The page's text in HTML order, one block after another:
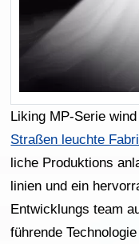
Liking MP-Serie
Straßen leuchte
liche Produktions
linien und ein
Entwicklungs team
führende